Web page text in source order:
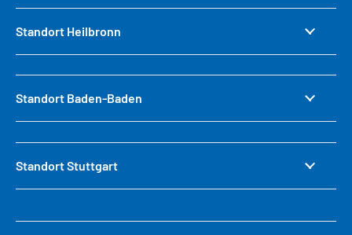
Standort Heilbronn
Standort Baden-Baden
Standort Stuttgart